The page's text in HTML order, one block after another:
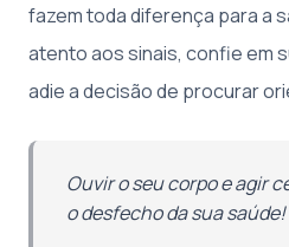
fazem toda diferença para a
atento aos sinais, confie em
adie a decisão de procurar
Ouvir o seu corpo e agir
o desfecho da sua saúde!